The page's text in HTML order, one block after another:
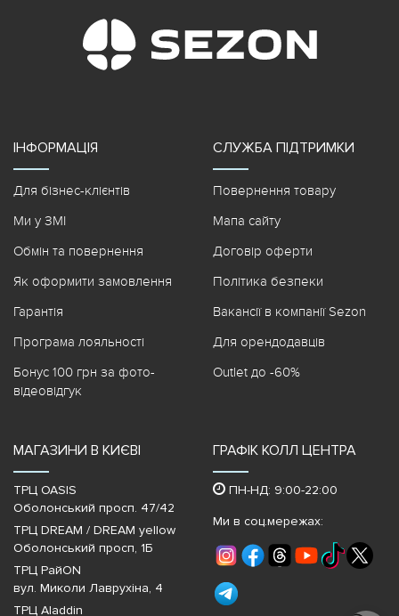
ІНФОРМАЦІЯ
Для бізнес-клієнтів
Ми у ЗМІ
Обмін та повернення
Як оформити замовлення
Гарантія
Програма лояльності
Бонус 100 грн за фото-
відеовідгук
СЛУЖБА ПІДТРИМКИ
Повернення товару
Мапа сайту
Договір оферти
Політика безпеки
Вакансії в компанії Sezon
Для орендодавців
Outlet до -60%
МАГАЗИНИ В КИЄВІ
ТРЦ OASIS
Оболонський просп. 47/42
ТРЦ DREAM / DREAM yellow
Оболонський просп, 1Б
ТРЦ РайON
вул. Миколи Лаврухіна, 4
ТРЦ Aladdin
ГРАФІК КОЛЛ ЦЕНТРА
ПН-НД: 9:00-22:00
Ми в соц.мережах: